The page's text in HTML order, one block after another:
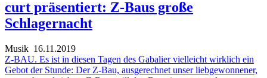
curt präsentiert: Z-Baus große
Schlagernacht
Musik 16.11.2019
Z-BAU. Es ist in diesen Tagen des Gabalier vielleicht wirklich ein
Gebot der Stunde: Der Z-Bau, ausgerechnet unser liebgewonnener,